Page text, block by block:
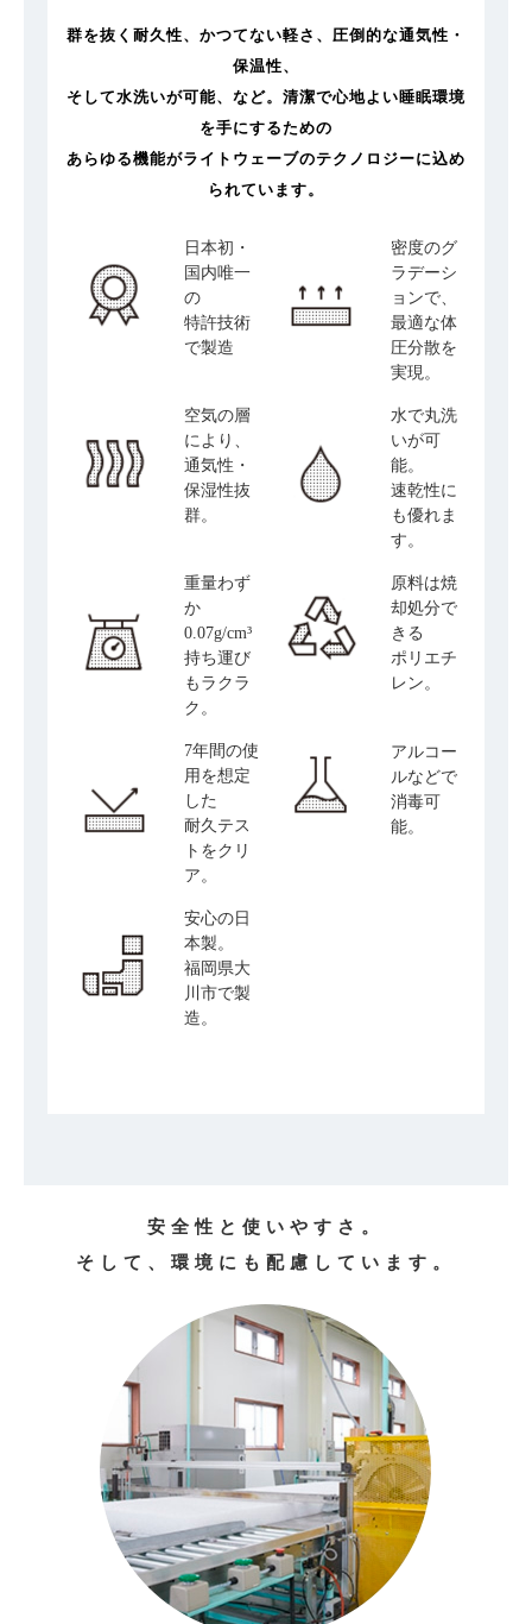
群を抜く耐久性、かつてない軽さ、圧倒的な通気性・
保温性、
そして水洗いが可能、など。清潔で心地よい睡眠環境
を手にするための
あらゆる機能がライトウェーブのテクノロジーに込め
られています。
日本初・
国内唯一
の
特許技術
で製造
密度のグ
ラデーシ
ョンで、
最適な体
圧分散を
実現。
空気の層
により、
通気性・
保湿性抜
群。
水で丸洗
いが可
能。
速乾性に
も優れま
す。
重量わず
か
0.07g/cm³
持ち運び
もラクラ
ク。
原料は焼
却処分で
きる
ポリエチ
レン。
7年間の使
用を想定
した
耐久テス
トをクリ
ア。
アルコー
ルなどで
消毒可
能。
安心の日
本製。
福岡県大
川市で製
造。
安全性と使いやすさ。
そして、環境にも配慮しています。